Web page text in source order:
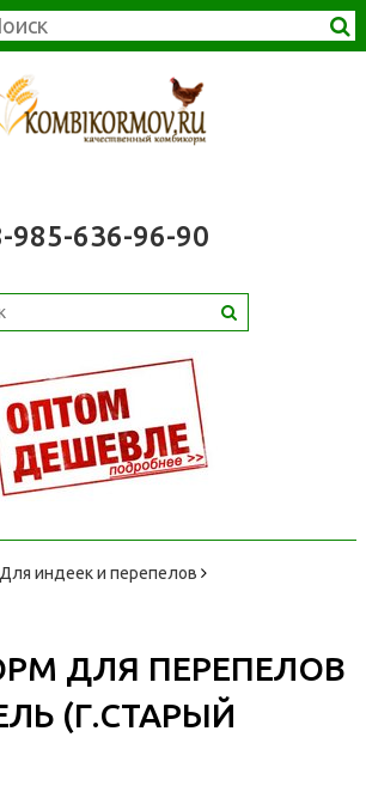
985-636-96-90
Для индеек и перепелов
ДЛЯ ПЕРЕПЕЛОВ
(Г.СТАРЫЙ